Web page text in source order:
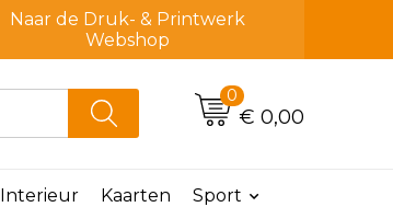
Naar de Druk- & Printwerk
Webshop
0
€ 0,00
Interieur Kaarten Sport